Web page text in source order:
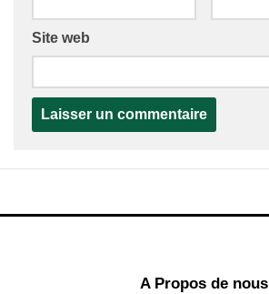
Site web
A Propos de nous